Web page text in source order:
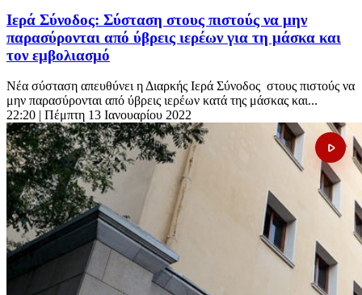
Ιερά Σύνοδος: Σύσταση στους πιστούς να μην
παρασύρονται από ύβρεις ιερέων για τη μάσκα και
τον εμβολιασμό
Νέα σύσταση απευθύνει η Διαρκής Ιερά Σύνοδος στους πιστούς να
μην παρασύρονται από ύβρεις ιερέων κατά της μάσκας και...
22:20 | Πέμπτη 13 Ιανουαρίου 2022